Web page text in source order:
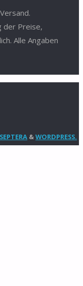
der Preise,
Alle Angaben
SEPTERA &WORDPRESS.